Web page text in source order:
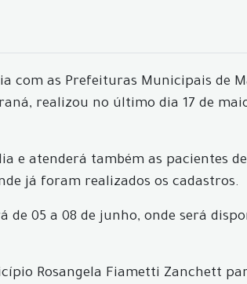
com as Prefeituras Municipais de
realizou no último dia 17 de
atenderá também as pacientes
já foram realizados os cadastros.
05 a 08 de junho, onde será
Rosangela Fiametti Zanchett